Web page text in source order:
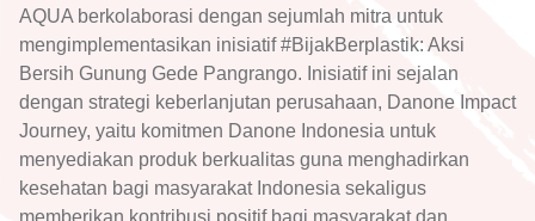
AQUA berkolaborasi dengan sejumlah mitra untuk
mengimplementasikan inisiatif #BijakBerplastik: Aksi
Bersih Gunung Gede Pangrango. Inisiatif ini sejalan
dengan strategi keberlanjutan perusahaan, Danone Impact
Journey, yaitu komitmen Danone Indonesia untuk
menyediakan produk berkualitas guna menghadirkan
kesehatan bagi masyarakat Indonesia sekaligus